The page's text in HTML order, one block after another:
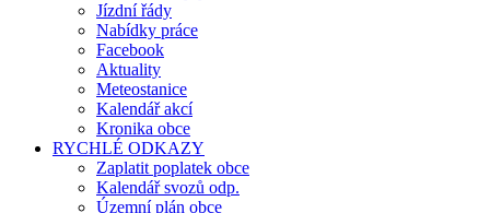
Jízdní řády
Nabídky práce
Facebook
Aktuality
Meteostanice
Kalendář akcí
Kronika obce
RYCHLÉ ODKAZY
Zaplatit poplatek obce
Kalendář svozů odp.
Územní plán obce